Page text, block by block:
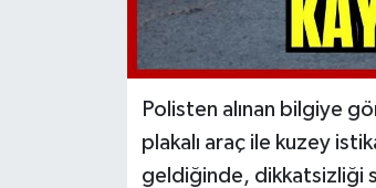
Polisten alınan bilgiye
plakalı araç ile kuzey
geldiğinde, dikkatsizliği